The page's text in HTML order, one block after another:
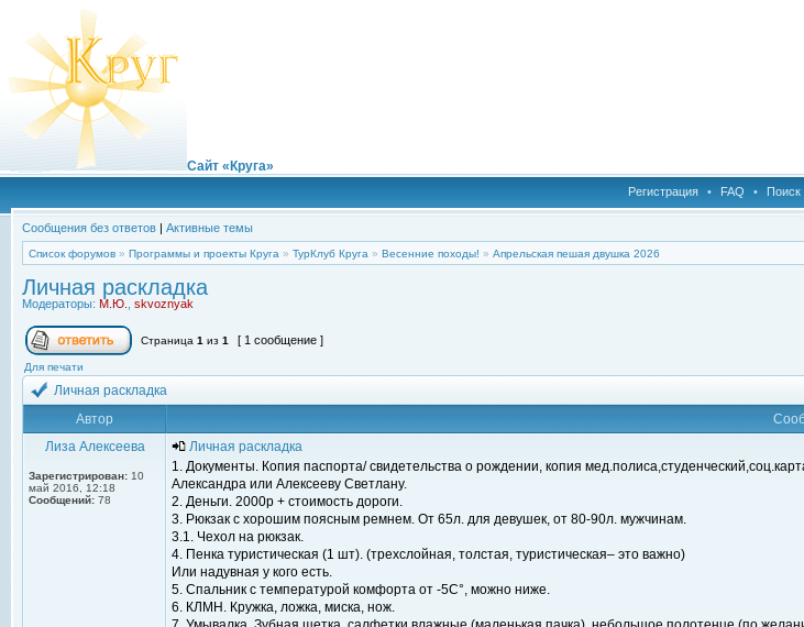
Сайт «Круга»
Регистрация • FAQ • Поиск
Сообщения без ответов | Активные темы
Список форумов » Программы и проекты Круга » ТурКлуб Круга » Весенние походы! » Апрельская пешая двушка 2026
Личная раскладка
Модераторы: М.Ю. skvoznyak
Страница 1 из 1 [ 1 сообщение ]
Для печати
Личная раскладка
Автор
Лиза Алексеева
Зарегистрирован: 10
май 2016, 12:18
Сообщений: 78
Личная раскладка
1. Документы. Копия паспорта/ свидетельства о рождении, копия
Александра или Алексееву Светлану.
2. Деньги. 2000р + стоимость дороги.
3. Рюкзак с хорошим поясным ремнем. От 65л. для девушек, от 80-90л. мужчинам.
3.1. Чехол на рюкзак.
4. Пенка туристическая (1 шт). (трехслойная, толстая, туристическая– это важно)
Или надувная у кого есть.
5. Спальник с температурой комфорта от -5C°, можно ниже.
6. КЛМН. Кружка, ложка, миска, нож.